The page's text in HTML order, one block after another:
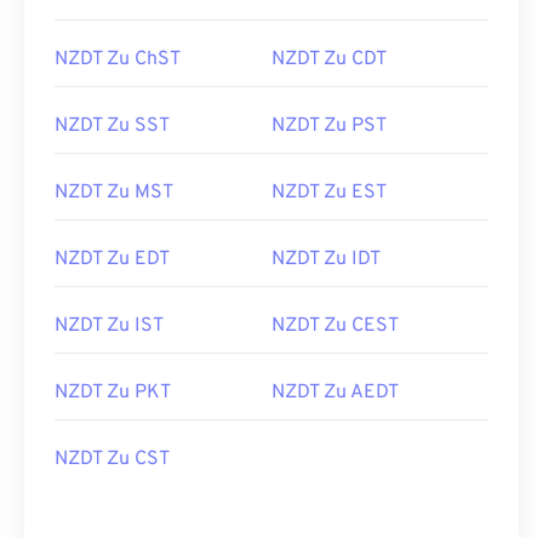
NZDT Zu ChST NZDT Zu CDT
NZDT Zu SST NZDT Zu PST
NZDT Zu MST NZDT Zu EST
NZDT Zu EDT NZDT Zu IDT
NZDT Zu IST NZDT Zu CEST
NZDT Zu PKT NZDT Zu AEDT
NZDT Zu CST